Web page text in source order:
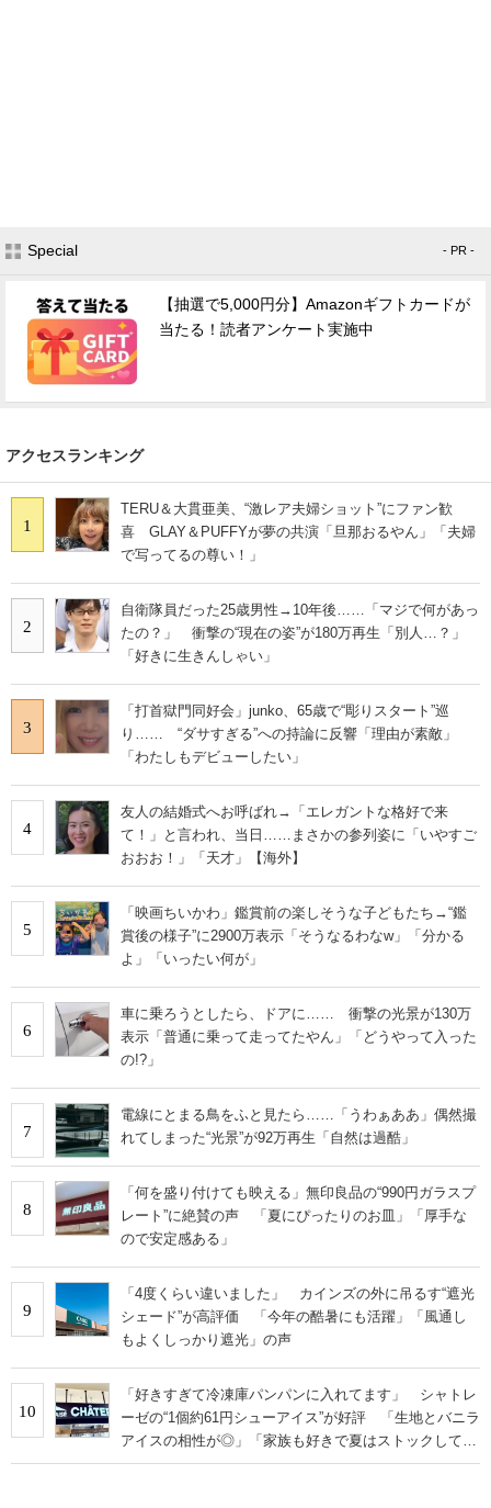
Special - PR -
【抽選で5,000円分】Amazonギフトカードが
当たる！読者アンケート実施中
アクセスランキング
1
TERU＆大貫亜美、“激レア夫婦ショット”にファン歓
喜 GLAY＆PUFFYが夢の共演「旦那おるやん」「夫婦
で写ってるの尊い！」
2
自衛隊員だった25歳男性→10年後……「マジで何があっ
たの？」 衝撃の“現在の姿”が180万再生「別人…？」
「好きに生きんしゃい」
3
「打首獄門同好会」junko、65歳で“彫りスタート”巡
り…… “ダサすぎる”への持論に反響「理由が素敵」
「わたしもデビューしたい」
4
友人の結婚式へお呼ばれ→「エレガントな格好で来
て！」と言われ、当日……まさかの参列姿に「いやすご
おおお！」「天才」【海外】
5
「映画ちいかわ」鑑賞前の楽しそうな子どもたち→“鑑
賞後の様子”に2900万表示「そうなるわなw」「分かる
よ」「いったい何が」
6
車に乗ろうとしたら、ドアに…… 衝撃の光景が130万
表示「普通に乗って走ってたやん」「どうやって入った
の!?」
7
電線にとまる鳥をふと見たら……「うわぁああ」偶然撮
れてしまった“光景”が92万再生「自然は過酷」
8
「何を盛り付けても映える」無印良品の“990円ガラスプ
レート”に絶賛の声 「夏にぴったりのお皿」「厚手な
ので安定感ある」
9
「4度くらい違いました」 カインズの外に吊るす“遮光
シェード”が高評価 「今年の酷暑にも活躍」「風通し
もよくしっかり遮光」の声
10
「好きすぎて冷凍庫パンパンに入れてます」 シャトレ
ーゼの“1個約61円シューアイス”が好評 「生地とバニラ
アイスの相性が◎」「家族も好きで夏はストックして
る」